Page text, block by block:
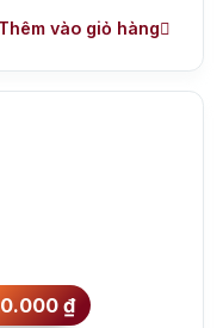
Thêm vào giỏ hàng
₫